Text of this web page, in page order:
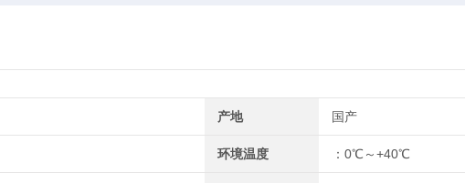
产地 国产
环境温度 ：0℃～+40℃